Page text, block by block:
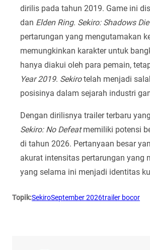
dirilis pada tahun 2019. Game ini
dan Elden Ring. Sekiro: Shadows
pertarungan yang mengutamakan
memungkinkan karakter untuk
hanya diakui oleh para pemain,
Year 2019. Sekirotelah menjadi
posisinya dalam sejarah industri
Dengan dirilisnya trailer terbaru
Sekiro: No Defeatmemiliki potensi
di tahun 2026. Pertanyaan besar
akurat intensitas pertarungan yang
yang selama ini menjadi identitas
Topik:SekiroSeptember 2026trailer bocor